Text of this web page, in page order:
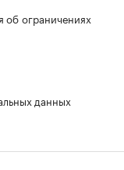
ограничениях
данных